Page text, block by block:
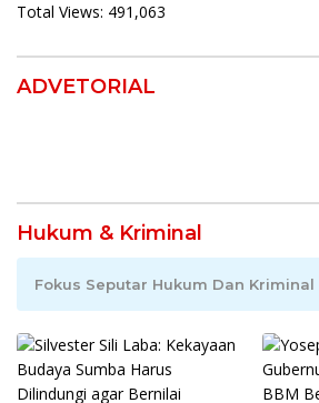
Total Views: 491,063
ADVETORIAL
Hukum & Kriminal
Fokus Seputar Hukum Dan Kriminal